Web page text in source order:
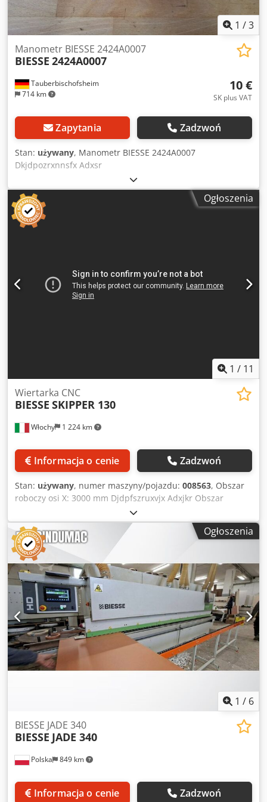
opisowym. Kupujący ma prawo do sprawdzenia towaru
przed jego odbiorem i ponosi odpowiedzialność za
instalację, zabezpieczenie i użytkowanie maszyny w
miejscu docelowym. Referencja zewnętrzna: 8359
1 /3
Tauberbischofsheim
714 km
Manometr BIESSE 2424A0007
BIESSE 2424A0007
10 €
SK plus VAT
Zapytania Zadzwoń
Stan: używany, Manometr BIESSE 2424A0007
Dkjdpozrxnnsfx Adxsr
Ogłoszenia
1 / 11
Włochy 1 224 km
Wiertarka CNC
BIESSE SKIPPER 130
Informacja o cenie Zadzwoń
Stan: używany, numer maszyny/pojazdu: 008563, Obszar
roboczy osi X: 3000 mm Djdpfszruxvjx Adxjkr Obszar
roboczy osi Y: 1300 mm Liczba wrzecion do wiercenia: 82
Ogłoszenia
1 / 6
Polska 849 km
BIESSE JADE 340
BIESSE JADE 340
Informacja o cenie Zadzwoń